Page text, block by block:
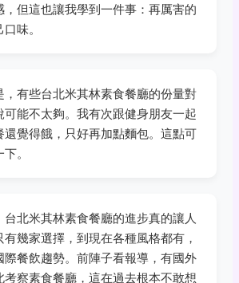
，但這也讓我學到一件事：再厲害的
味。
，有些台北米其林素食餐廳的份量對
可能不太夠。我有次跟健身朋友一起
還覺得餓，只好再加點麵包。這點可
。
北米其林素食餐廳的進步真的讓人
幾家選擇，到現在各種風格都有，
際餐飲趨勢。前陣子看報導，有國外
考察素食餐廳，這在過去根本不敢想